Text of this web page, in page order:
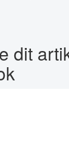
dit